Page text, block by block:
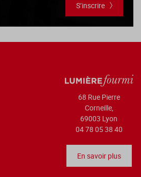
S’inscrire
68 Rue Pierre
Corneille,
69003 Lyon
04 78 05 38 40
En savoir plus